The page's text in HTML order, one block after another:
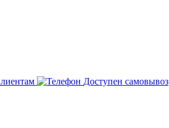
Доступен самовывоз